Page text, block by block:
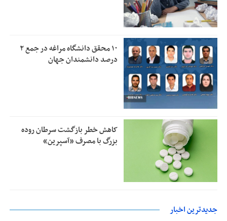
۱۰ محقق دانشگاه مراغه در جمع ۲
درصد دانشمندان جهان
کاهش خطر بازگشت سرطان روده
بزرگ با مصرف «آسپرین»
جدیدترین اخبار